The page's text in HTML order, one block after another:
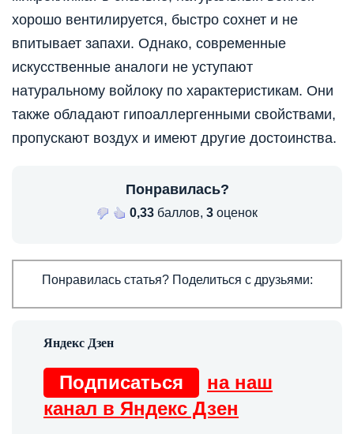
хорошо вентилируется, быстро сохнет и не
впитывает запахи. Однако, современные
искусственные аналоги не уступают
натуральному войлоку по характеристикам. Они
также обладают гипоаллергенными свойствами,
пропускают воздух и имеют другие достоинства.
Понравилась?
0,33 баллов, 3 оценок
Понравилась статья? Поделиться с друзьями:
Подписаться
на наш
канал в Яндекс Дзен